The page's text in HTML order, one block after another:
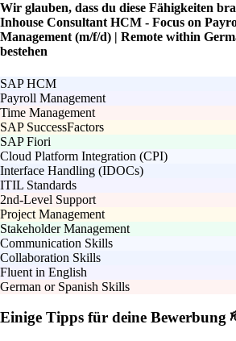
Wir glauben, dass du diese Fähigkeiten
Inhouse Consultant HCM - Focus on
Management (m/f/d) | Remote within
bestehen
SAP HCM
Payroll Management
Time Management
SAP SuccessFactors
SAP Fiori
Cloud Platform Integration (CPI)
Interface Handling (IDOCs)
ITIL Standards
2nd-Level Support
Project Management
Stakeholder Management
Communication Skills
Collaboration Skills
Fluent in English
German or Spanish Skills
Einige Tipps für deine Bewerbung